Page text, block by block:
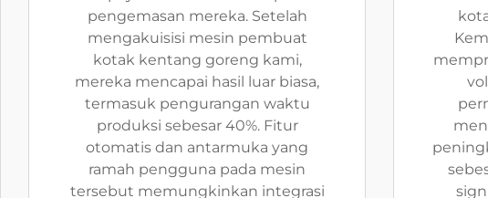
pengemasan mereka. Setelah
mengakuisisi mesin pembuat
kotak kentang goreng kami,
mereka mencapai hasil luar biasa,
termasuk pengurangan waktu
produksi sebesar 40%. Fitur
otomatis dan antarmuka yang
ramah pengguna pada mesin
tersebut memungkinkan integrasi